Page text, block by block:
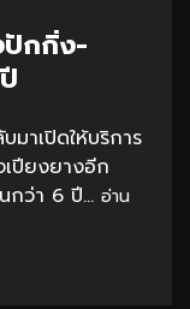
ปักกิ่ง-
มาเปิดให้บริการ
ปียงยางอีก
กว่า 6 ปี... อ่าน